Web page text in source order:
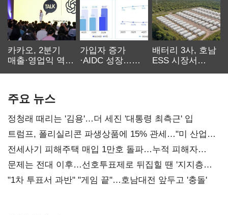
카카오, 2분기
매출·영업익 역대
가입자 증가
·AIDC 성장…
배터리 3사, 호남
ESS 시장서
주요 뉴스
정청래 때리는 '김용'…더 세진 '대통령 최측근' 입
트럼프, 폴리실리콘 파생상품에 15% 관세…"미 산업
재건"
전세사기 피해주택 매입 1만호 돌파…누적 피해자
4만278명
문제는 전대 이후…선호투표제로 뒤집힐 땐 '지지층
불복'
"1차 투표서 과반" "게임 끝"…호남대전 앞두고 '충돌'